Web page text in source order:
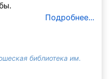
Подробнее...
библиотека им.